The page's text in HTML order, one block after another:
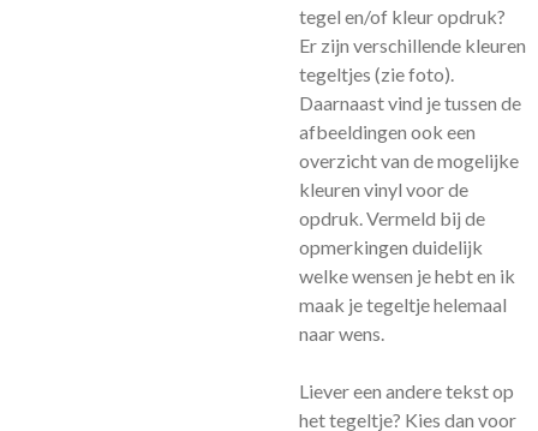
tegel en/of kleur opdruk?
Er zijn verschillende kleuren
tegeltjes (zie foto).
Daarnaast vind je tussen de
afbeeldingen ook een
overzicht van de mogelijke
kleuren vinyl voor de
opdruk. Vermeld bij de
opmerkingen duidelijk
welke wensen je hebt en ik
maak je tegeltje helemaal
naar wens.
Liever een andere tekst op
het tegeltje? Kies dan voor